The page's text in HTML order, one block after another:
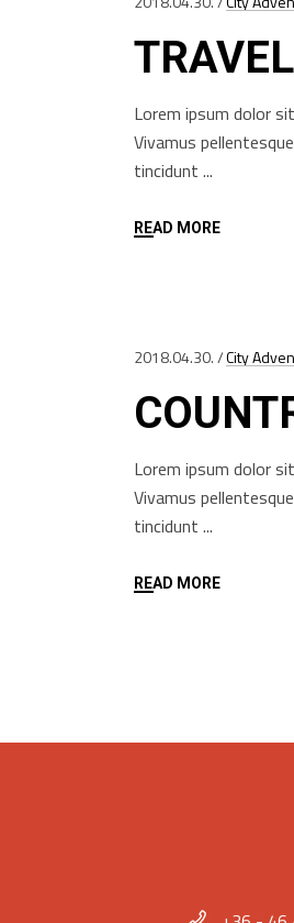
Lorem ipsum dolor
Vivamus
tincidunt
READ MORE
2018.04.30. City
Lorem ipsum dolor
Vivamus
tincidunt
READ MORE